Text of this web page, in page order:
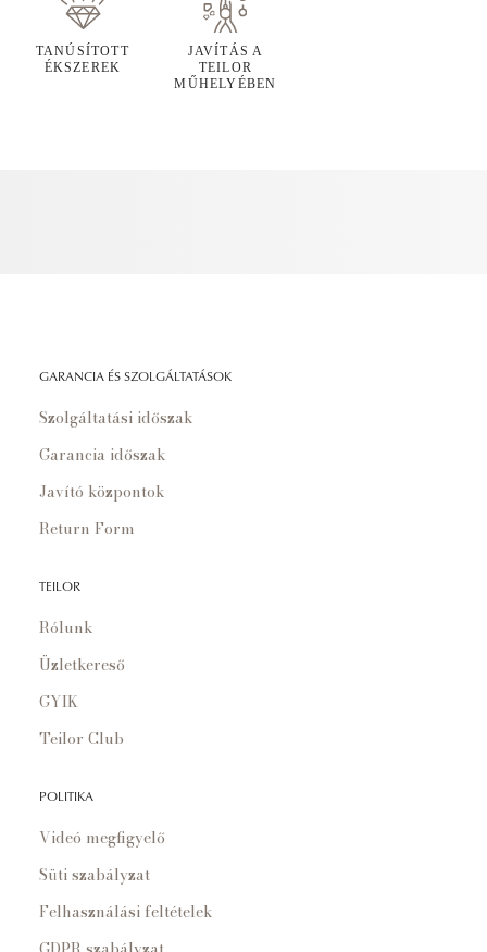
TANÚSÍTOTT
ÉKSZEREK
JAVÍTÁS A
TEILOR
MŰHELYÉBEN
GARANCIA ÉS SZOLGÁLTATÁSOK
Szolgáltatási időszak
Garancia időszak
Javító központok
Return Form
TEILOR
Rólunk
Üzletkereső
GYIK
Teilor Club
POLITIKA
Videó megfigyelő
Süti szabályzat
Felhasználási feltételek